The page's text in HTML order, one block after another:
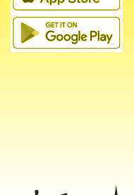
A Anvisa, que participou
fim da noite desta sexta
imprensa, mas ainda
e esquema estrutural de